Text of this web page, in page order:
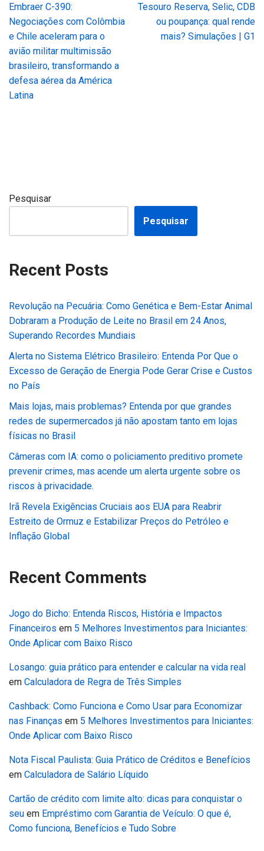
Embraer C-390:
Negociações com Colômbia
e Chile aceleram para o
avião militar multimissão
brasileiro, transformando a
defesa aérea da América
Latina
Tesouro Reserva, Selic, CDB
ou poupança: qual rende
mais? Simulações | G1
Pesquisar
Pesquisar
Recent Posts
Revolução na Pecuária: Como Genética e Bem-Estar Animal
Dobraram a Produção de Leite no Brasil em 24 Anos,
Superando Recordes Mundiais
Alerta no Sistema Elétrico Brasileiro: Entenda Por Que o
Excesso de Geração de Energia Pode Gerar Crise e Custos
no País
Mais lojas, mais problemas? Entenda por que grandes
redes de supermercados já não apostam tanto em lojas
físicas no Brasil
Câmeras com IA: como o policiamento preditivo promete
prevenir crimes, mas acende um alerta urgente sobre os
riscos à privacidade.
Irã Revela Exigências Cruciais aos EUA para Reabrir
Estreito de Ormuz e Estabilizar Preços do Petróleo e
Inflação Global
Recent Comments
Jogo do Bicho: Entenda Riscos, História e Impactos
Financeiros em 5 Melhores Investimentos para Iniciantes:
Onde Aplicar com Baixo Risco
Losango: guia prático para entender e calcular na vida real
em Calculadora de Regra de Três Simples
Cashback: Como Funciona e Como Usar para Economizar
nas Finanças em 5 Melhores Investimentos para Iniciantes:
Onde Aplicar com Baixo Risco
Nota Fiscal Paulista: Guia Prático de Créditos e Benefícios
em Calculadora de Salário Líquido
Cartão de crédito com limite alto: dicas para conquistar o
seu em Empréstimo com Garantia de Veículo: O que é,
Como funciona, Benefícios e Tudo Sobre